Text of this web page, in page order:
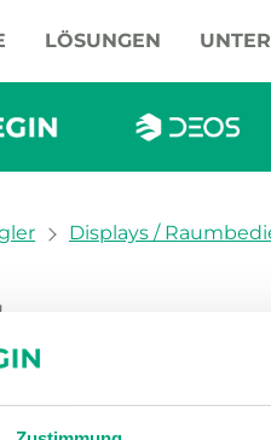
LÖSUNGEN
Displays /
Unsere